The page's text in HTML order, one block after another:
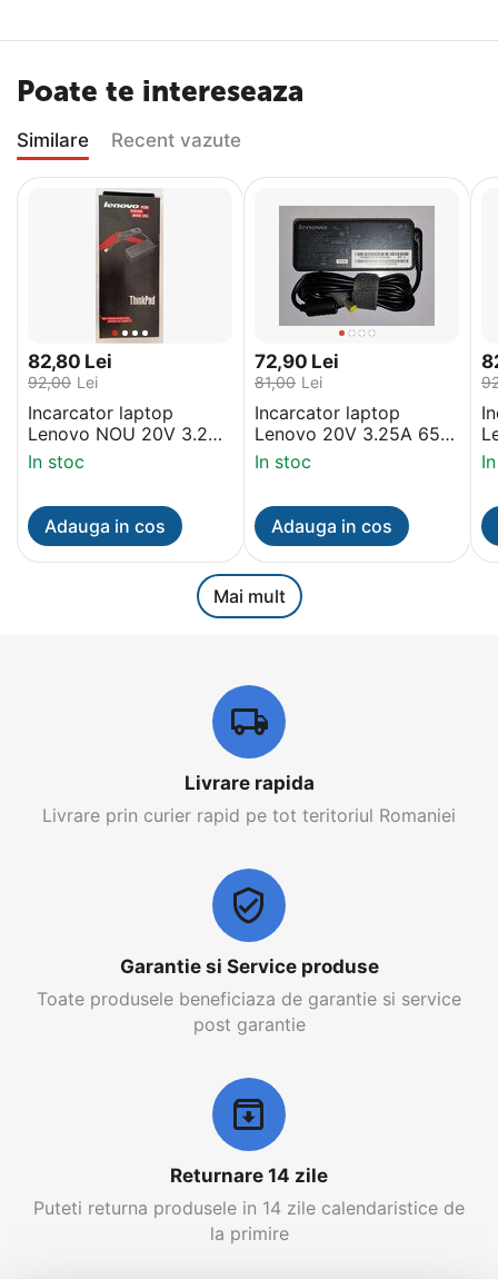
Poate te intereseaza
Similare Recent vazute
82,80 Lei
92,00 Lei
Incarcator laptop
Lenovo NOU 20V 3.25A
65W mufa
dreptunghiulara pin
In stoc
Adauga in cos
72,90 Lei
81,00 Lei
Incarcator laptop
Lenovo 20V 3.25A 65W
NOU mufa rotunda pin
In stoc
Adauga in cos
Mai mult
Livrare rapida
Livrare prin curier rapid pe tot teritoriul Romaniei
Garantie si Service produse
Toate produsele beneficiaza de garantie si service
post garantie
Returnare 14 zile
Puteti returna produsele in 14 zile calendaristice de
la primire